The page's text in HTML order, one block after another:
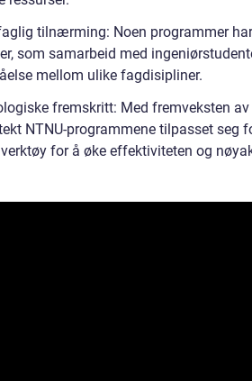
tilnærming: Noen programmer
som samarbeid med
mellom ulike fagdisipliner.
fremskritt: Med fremveksten
NTNU-programmene tilpasset seg
for å øke effektiviteten og